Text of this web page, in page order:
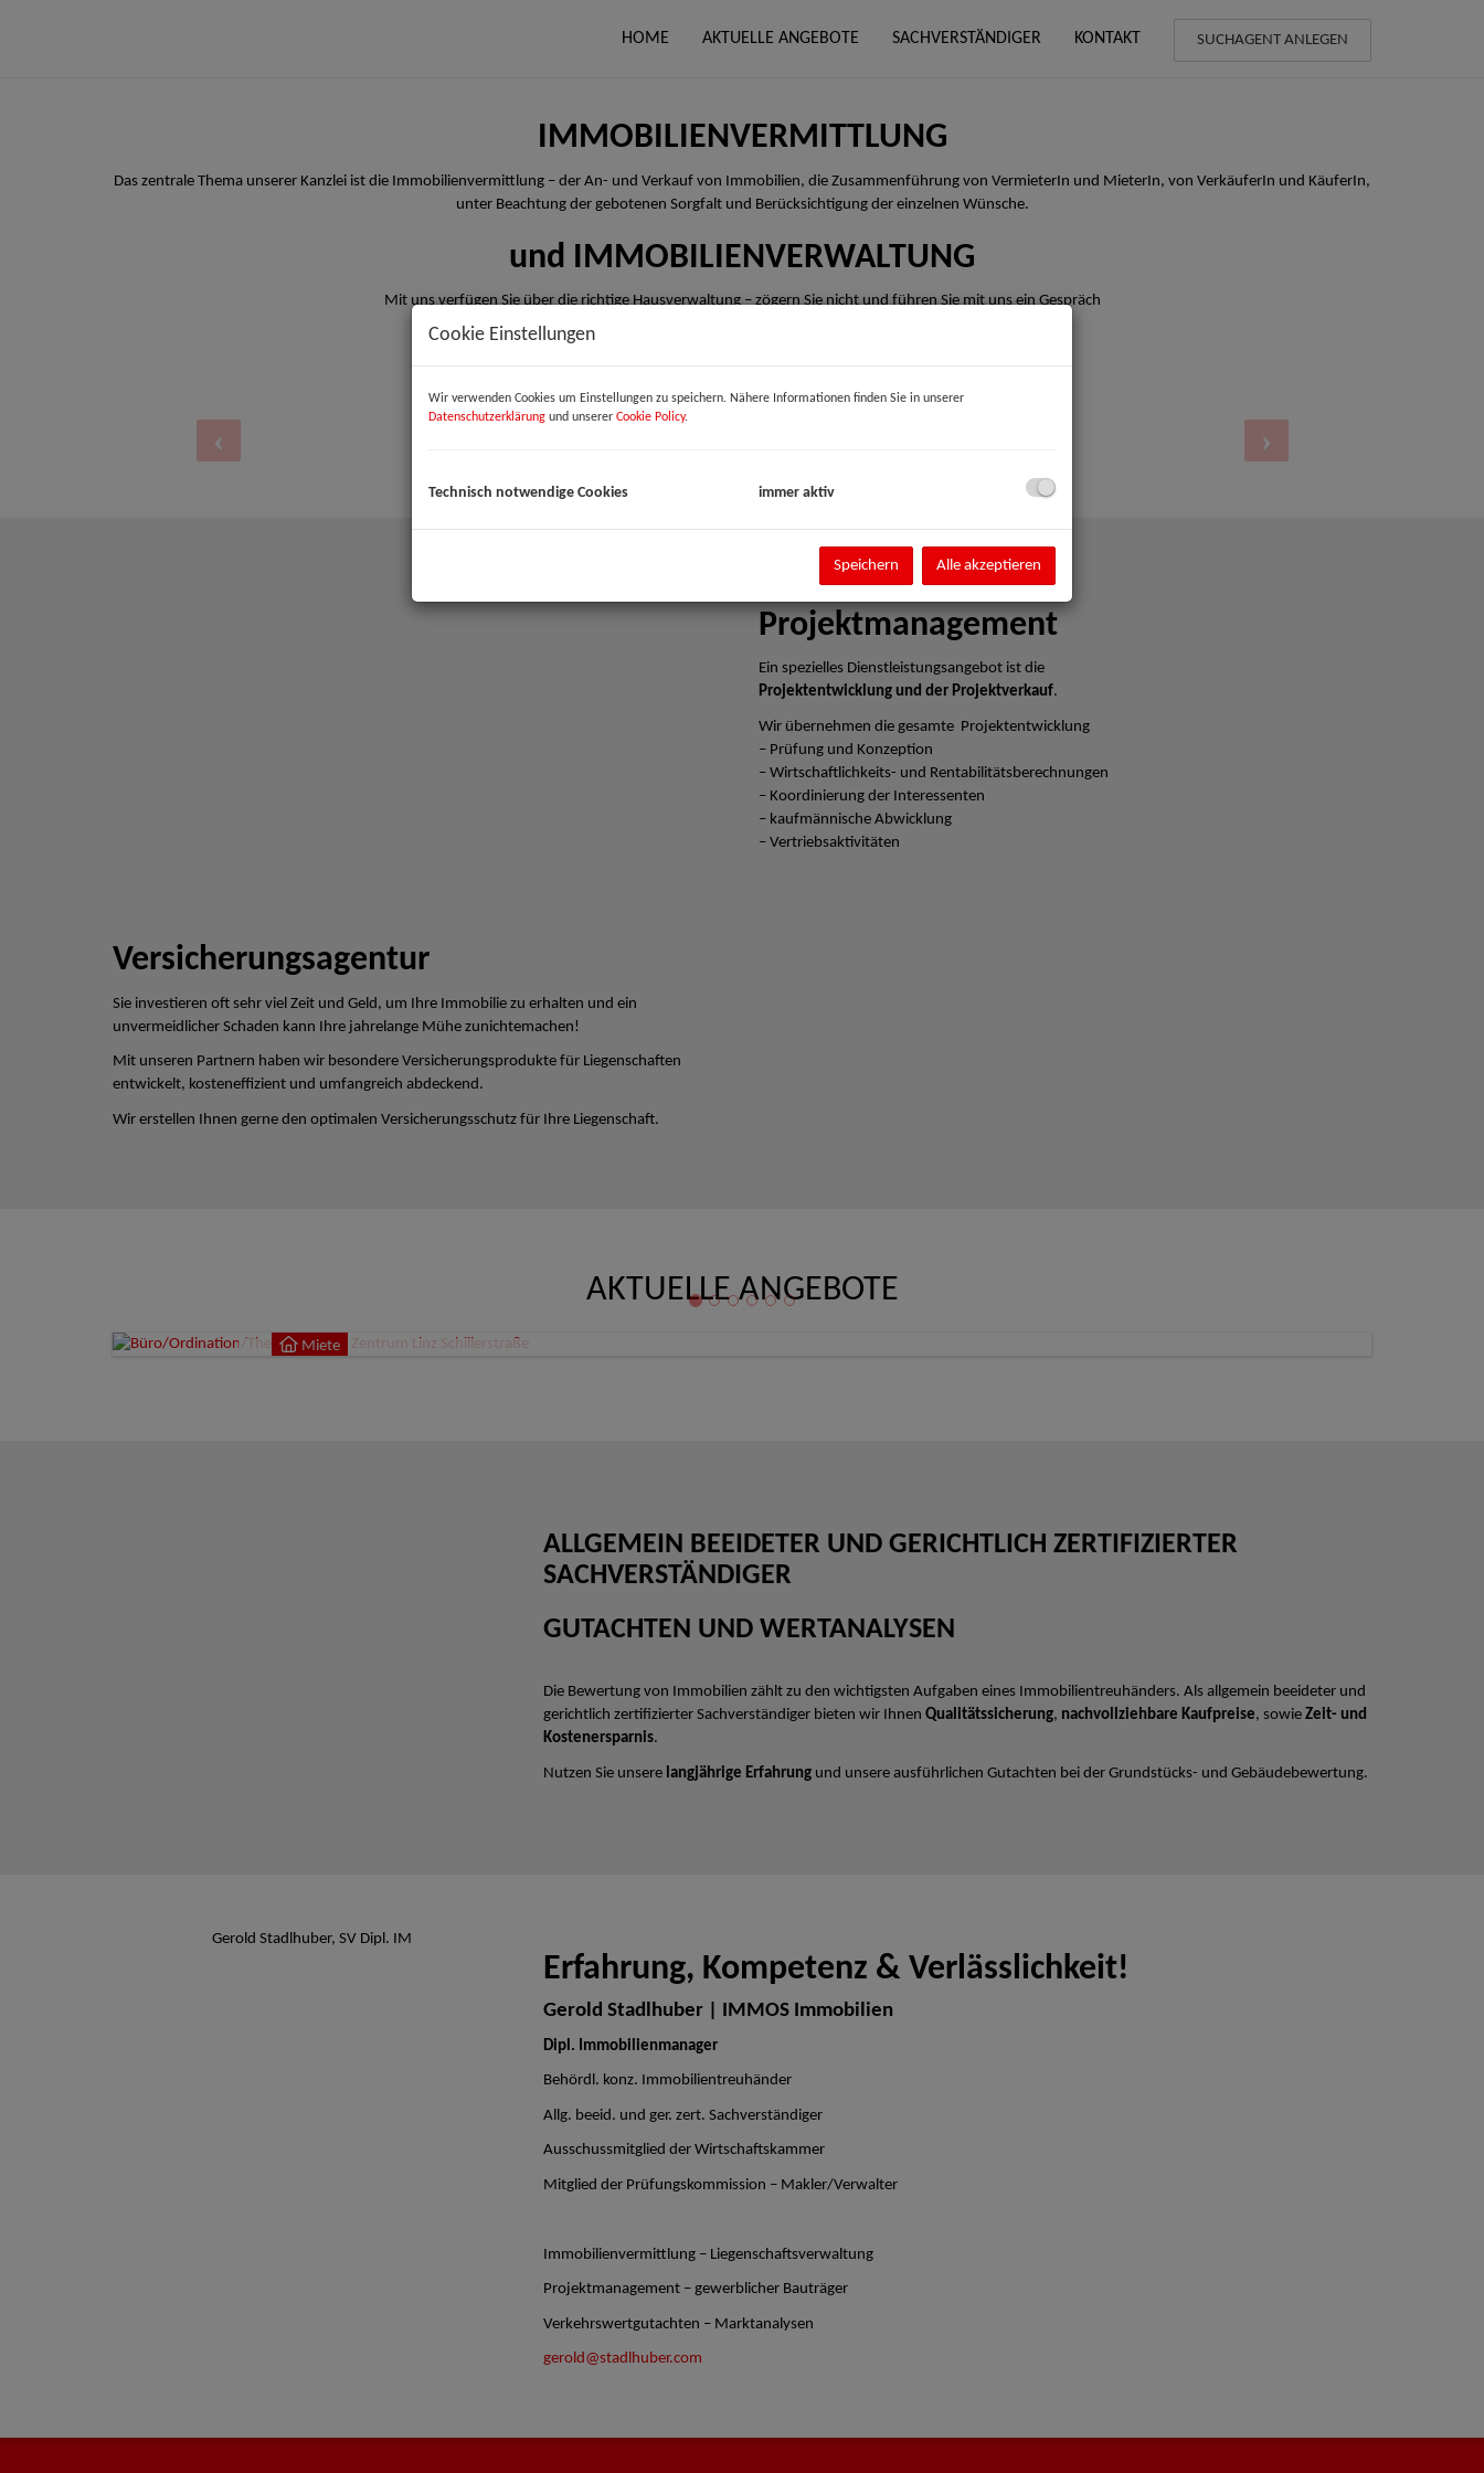
HOME AKTUELLE ANGEBOTE SACHVERSTÄNDIGER KONTAKT SUCHAGENT ANLEGEN
IMMOBILIENVERMITTLUNG
Das zentrale Thema unserer Kanzlei ist die Immobilienvermittlung – der An- und Verkauf von Immobilien, die Zusammenführung von VermieterIn und MieterIn, von VerkäuferIn und KäuferIn,
unter Beachtung der gebotenen Sorgfalt und Berücksichtigung der einzelnen Wünsche.
und IMMOBILIENVERWALTUNG
Mit uns verfügen Sie über die richtige Hausverwaltung – zögern Sie nicht und führen Sie mit uns ein Gespräch
Projektmanagement
Ein spezielles Dienstleistungsangebot ist die
Projektentwicklung und der Projektverkauf.
Wir übernehmen die gesamte Projektentwicklung
– Prüfung und Konzeption
– Wirtschaftlichkeits- und Rentabilitätsberechnungen
– Koordinierung der Interessenten
– kaufmännische Abwicklung
– Vertriebsaktivitäten
Versicherungsagentur
Sie investieren oft sehr viel Zeit und Geld, um Ihre Immobilie zu erhalten und ein
unvermeidlicher Schaden kann Ihre jahrelange Mühe zunichtemachen!
Mit unseren Partnern haben wir besondere Versicherungsprodukte für Liegenschaften
entwickelt, kosteneffizient und umfangreich abdeckend.
Wir erstellen Ihnen gerne den optimalen Versicherungsschutz für Ihre Liegenschaft.
AKTUELLE ANGEBOTE
Miete
ALLGEMEIN BEEIDETER UND GERICHTLICH ZERTIFIZIERTER
SACHVERSTÄNDIGER
GUTACHTEN UND WERTANALYSEN
Die Bewertung von Immobilien zählt zu den wichtigsten Aufgaben eines Immobilientreuhänders. Als allgemein beeideter und
gerichtlich zertifizierter Sachverständiger bieten wir Ihnen Qualitätssicherung, nachvollziehbare Kaufpreise, sowie Zeit- und
Kostenersparnis.
Nutzen Sie unsere langjährige Erfahrung und unsere ausführlichen Gutachten bei der Grundstücks- und Gebäudebewertung.
Gerold Stadlhuber, SV Dipl. IM
Erfahrung, Kompetenz & Verlässlichkeit!
Gerold Stadlhuber | IMMOS Immobilien
Dipl. Immobilienmanager
Behördl. konz. Immobilientreuhänder
Allg. beeid. und ger. zert. Sachverständiger
Ausschussmitglied der Wirtschaftskammer
Mitglied der Prüfungskommission – Makler/Verwalter
Immobilienvermittlung – Liegenschaftsverwaltung
Projektmanagement – gewerblicher Bauträger
Verkehrswertgutachten – Marktanalysen
gerold@stadlhuber.com
Cookie Einstellungen
Wir verwenden Cookies um Einstellungen zu speichern. Nähere Informationen finden Sie in unserer
Datenschutzerklärung und unserer Cookie Policy.
Technisch notwendige Cookies immer aktiv
Speichern Alle akzeptieren